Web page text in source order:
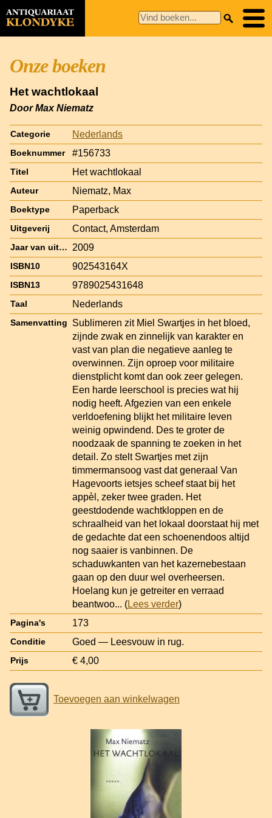
Onze boeken
Het wachtlokaal
Door Max Niematz
Categorie Nederlands
Boeknummer #156733
Titel Het wachtlokaal
Auteur Niematz, Max
Boektype Paperback
Uitgeverij Contact, Amsterdam
Jaar van uitgave 2009
ISBN10 902543164X
ISBN13 9789025431648
Taal Nederlands
Samenvatting
Sublimeren zit Miel Swartjes in het bloed,
zijnde zwak en zinnelijk van karakter en
vast van plan die negatieve aanleg te
overwinnen. Zijn oproep voor militaire
dienstplicht komt dan ook zeer gelegen.
Een harde leerschool is precies wat hij
nodig heeft. Afgezien van een enkele
verldoefening blijkt het militaire leven
weinig opwindend. Des te groter de
noodzaak de spanning te zoeken in het
detail. Zo stelt Swartjes met zijn
timmermansoog vast dat generaal Van
Hagevoorts ietsjes scheef staat bij het
appèl, zeker twee graden. Het
geestdodende wachtkloppen en de
schraalheid van het lokaal doorstaat hij met
de gedachte dat een schoenendoos altijd
nog saaier is vanbinnen. De
schaduwkanten van het kazernebestaan
gaan op den duur wel overheersen.
Hoelang kun je getreiter en verraad
beantwoo... (Lees verder)
Pagina's 173
Conditie Goed — Leesvouw in rug.
Prijs € 4,00
Toevoegen aan winkelwagen